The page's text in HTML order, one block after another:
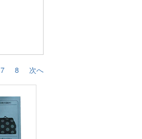
7 8 次へ